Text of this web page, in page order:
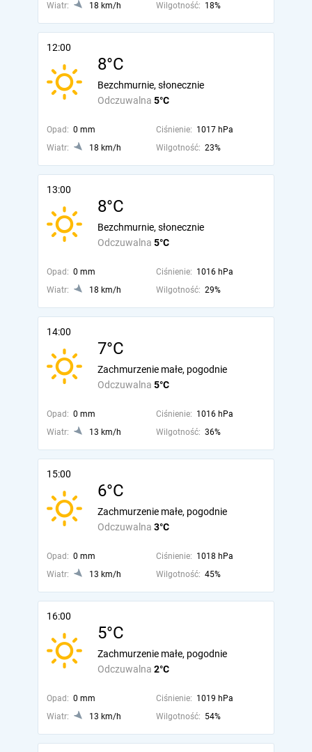
Wiatr:
18 km/h Wilgotność: 18%
12:00
8°C
Odczuwalna 5°C
Bezchmurnie, słonecznie
Opad: 0 mm Ciśnienie: 1017 hPa
Wiatr:
18 km/h Wilgotność: 23%
13:00
8°C
Odczuwalna 5°C
Bezchmurnie, słonecznie
Opad: 0 mm Ciśnienie: 1016 hPa
Wiatr:
18 km/h Wilgotność: 29%
14:00
7°C
Odczuwalna 5°C
Zachmurzenie małe, pogodnie
Opad: 0 mm Ciśnienie: 1016 hPa
Wiatr:
13 km/h Wilgotność: 36%
15:00
6°C
Odczuwalna 3°C
Zachmurzenie małe, pogodnie
Opad: 0 mm Ciśnienie: 1018 hPa
Wiatr:
13 km/h Wilgotność: 45%
16:00
5°C
Odczuwalna 2°C
Zachmurzenie małe, pogodnie
Opad: 0 mm Ciśnienie: 1019 hPa
Wiatr:
13 km/h Wilgotność: 54%